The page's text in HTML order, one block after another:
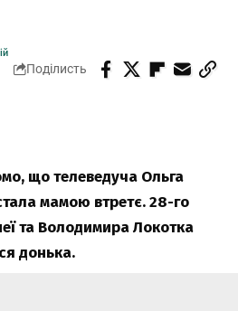
Поділисть
що телеведуча Ольга
мамою втретє.28-го
та Володимира Локотка
донька.